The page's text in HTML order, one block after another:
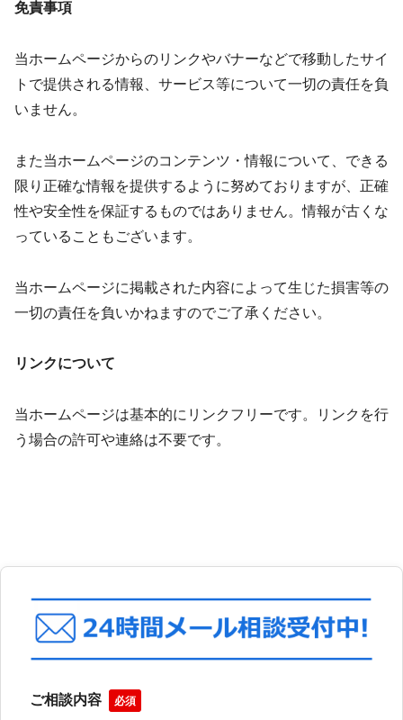
免責事項
当ホームページからのリンクやバナーなどで移動したサイ
トで提供される情報、サービス等について一切の責任を負
いません。
また当ホームページのコンテンツ・情報について、できる
限り正確な情報を提供するように努めておりますが、正確
性や安全性を保証するものではありません。情報が古くな
っていることもございます。
当ホームページに掲載された内容によって生じた損害等の
一切の責任を負いかねますのでご了承ください。
リンクについて
当ホームページは基本的にリンクフリーです。リンクを行
う場合の許可や連絡は不要です。
ご相談内容 必須